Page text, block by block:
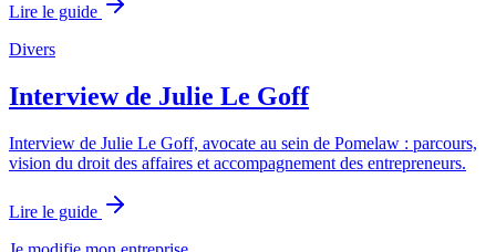
Lire le guide
Divers
Interview de Julie Le Goff
Interview de Julie Le Goff, avocate au sein de Pomelaw : parcours,
vision du droit des affaires et accompagnement des entrepreneurs.
Lire le guide